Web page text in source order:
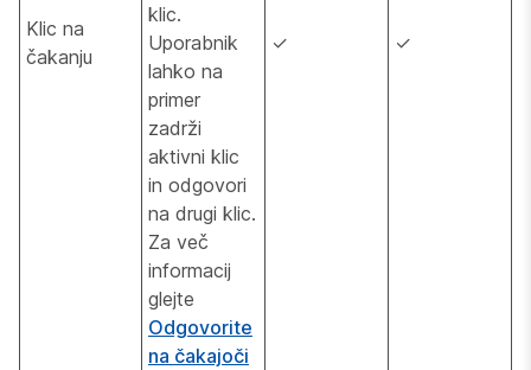
Klic na
čakanju
klic.
Uporabnik
lahko na
primer
zadrži
aktivni klic
in odgovori
na drugi klic.
Za več
informacij
glejte
Odgovorite
na čakajoči
✓ ✓